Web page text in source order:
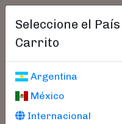
Seleccione el
Carrito
Argentina
México
Internacional
Carrito